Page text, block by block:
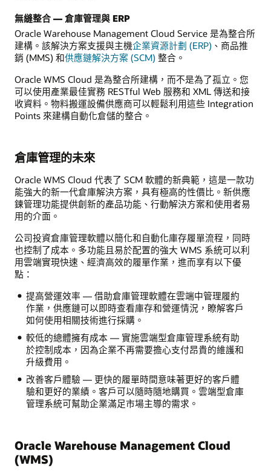
無縫整合 — 倉庫管理與 ERP
Oracle Warehouse Management Cloud Service 是為整合所
建構。該解決方案支援與主機企業資源計劃 (ERP) 、商品推
銷 (MMS) 和供應鏈解決方案 (SCM) 整合。
Oracle WMS Cloud 是為整合所建構，而不是為了孤立。您
可以使用產業最佳實務 RESTful Web 服務和 XML 傳送和接
收資料。物料搬運設備供應商可以輕鬆利用這些 Integration
Points 來建構自動化倉儲的整合。
倉庫管理的未來
Oracle WMS Cloud 代表了 SCM 軟體的新典範，這是一款功
能強大的新一代倉庫解決方案，具有極高的性價比。新供應
鍊管理功能提供創新的產品功能、行動解決方案和使用者易
用的介面。
公司投資倉庫管理軟體以簡化和自動化庫存履單流程，同時
也控制了成本。多功能且易於配置的強大 WMS 系統可以利
用雲端實現快速、經濟高效的履單作業，進而享有以下優
點：
提高營運效率 — 借助倉庫管理軟體在雲端中管理履約
作業，供應鏈可以即時查看庫存和營運情況，瞭解客戶
如何使用相關技術進行採購。
較低的總體擁有成本 — 實施雲端型倉庫管理系統有助
於控制成本，因為企業不再需要擔心支付昂貴的維護和
升級費用。
改善客戶體驗 — 更快的履單時間意味著更好的客戶體
驗和更好的業績。客戶可以隨時隨地購買。雲端型倉庫
管理系統可幫助企業滿足市場主導的需求。
Oracle Warehouse Management Cloud
(WMS)